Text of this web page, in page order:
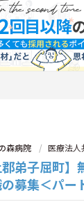
森病院 医療法
郡弟子屈町
募集＜パー